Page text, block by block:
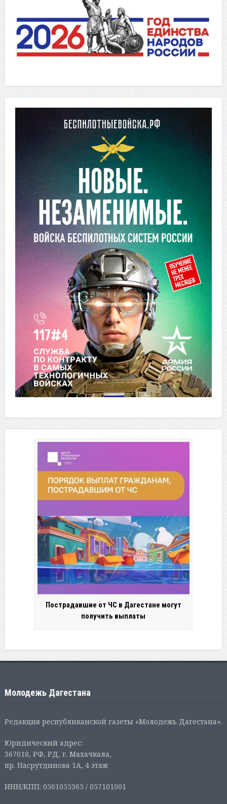
Пострадавшие от ЧС в Дагестане могут
получить выплаты
Молодежь Дагестана
Редакция республиканской газеты «Молодежь Дагестана».
Юридический адрес:
367018, РФ, РД, г. Махачкала,
пр. Насрутдинова 1А, 4 этаж
ИНН/КПП: 0561055365 / 057101001